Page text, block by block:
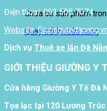
Chưa có sản phẩm
Quay trở lại cửa hàng
Điện thoại: 093 505 7074
Website:
Dịch vụ Thuê xe lăn Đà
GIỚI THIỆU GIƯỜNG Y
Cửa hàng Giường Y Tế Đà
Tọa lạc tại 120 Lương